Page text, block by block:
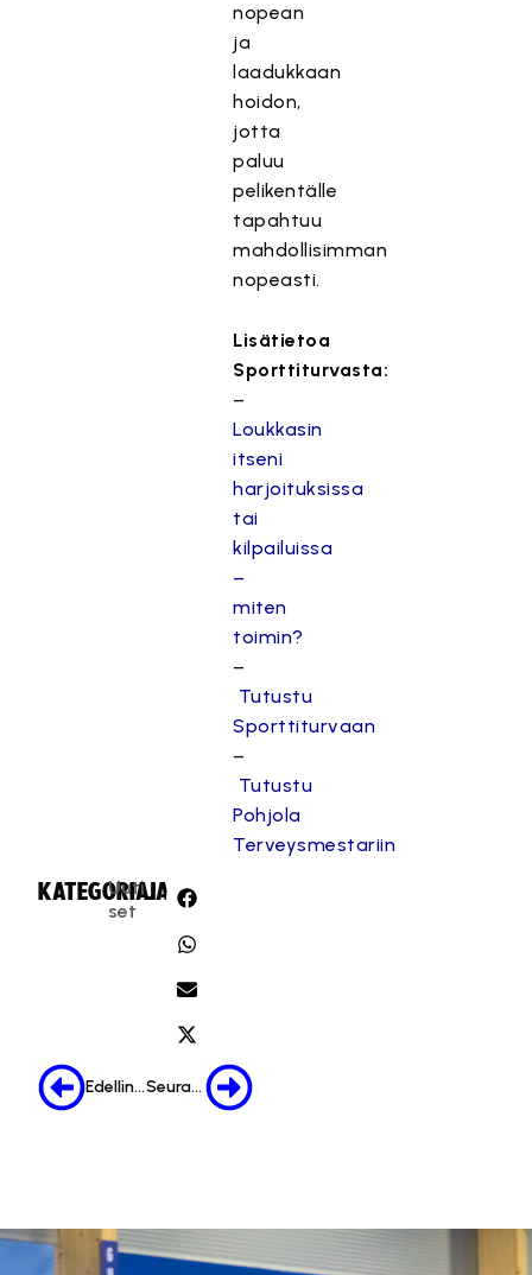
nopean
ja
laadukkaan
hoidon,
jotta
paluu
pelikentälle
tapahtuu
mahdollisimman
nopeasti.
Lisätietoa
Sporttiturvasta:
–
Loukkasin
itseni
harjoituksissa
tai
kilpailuissa
–
miten
toimin?
–
Tutustu
Sporttiturvaan
–
Tutustu
Pohjola
Terveysmestariin
KATEGORIA:
Uuti
set
JAA:
Edellinen Seuraava